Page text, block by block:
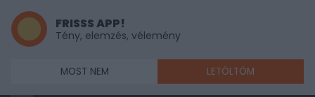
FRISSS APP!
Tény, elemzés, vélemény
MOST NEM LETÖLTÖM